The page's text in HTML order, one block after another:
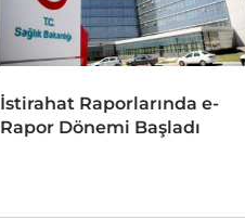
İstirahat Raporlarında e-
Rapor Dönemi Başladı